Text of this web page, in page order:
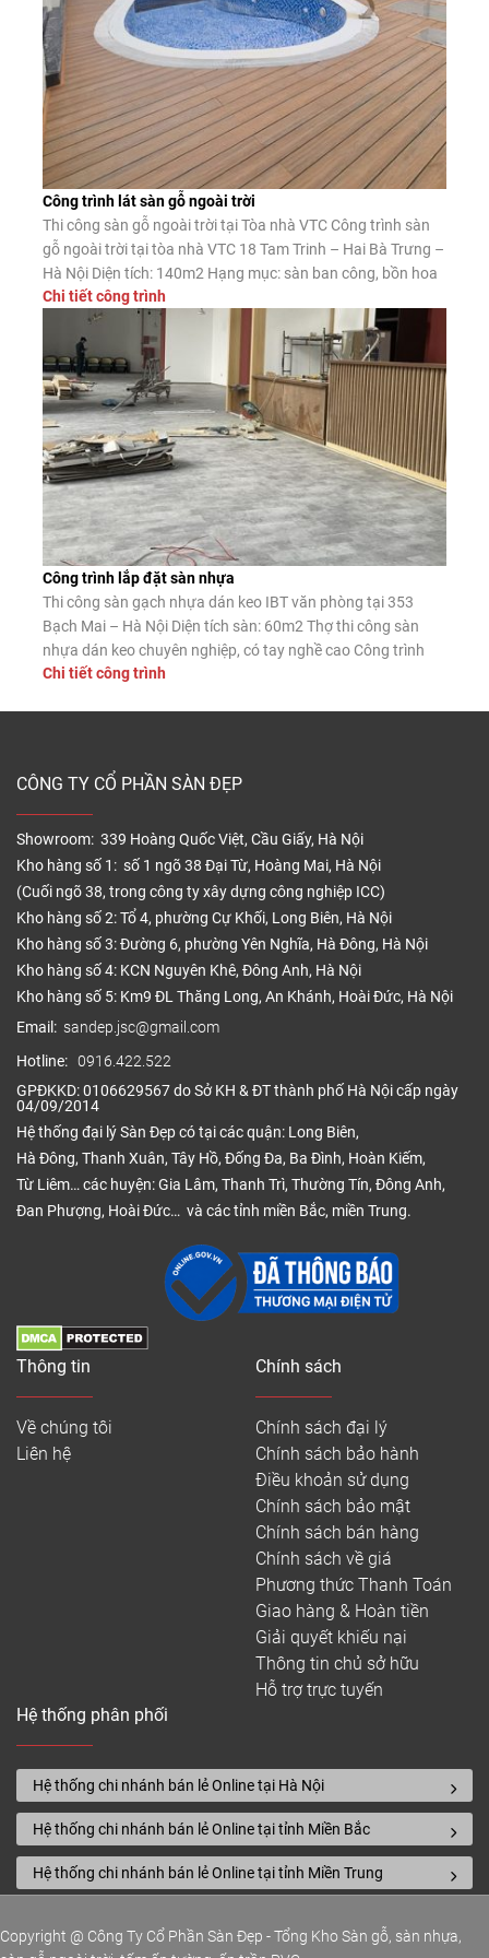
Công trình lát sàn gỗ ngoài trời
Thi công sàn gỗ ngoài trời tại Tòa nhà VTC Công trình sàn
gỗ ngoài trời tại tòa nhà VTC 18 Tam Trinh – Hai Bà Trưng –
Hà Nội Diện tích: 140m2 Hạng mục: sàn ban công, bồn hoa
gỗ ngoài trời Thi công sàn gỗ ngoài trời tại Lào Cai Công
trình trang […]
Chi tiết công trình
Công trình lắp đặt sàn nhựa
Thi công sàn gạch nhựa dán keo IBT văn phòng tại 353
Bạch Mai – Hà Nội Diện tích sàn: 60m2 Thợ thi công sàn
nhựa dán keo chuyên nghiệp, có tay nghề cao Công trình
sàn nhựa hèm khóa Ecoclick 904 giả bê tông dày 4mm tại
Chi tiết công trình
CÔNG TY CỔ PHẦN SÀN ĐẸP
Showroom: 339 Hoàng Quốc Việt, Cầu Giấy, Hà Nội
Kho hàng số 1: số 1 ngõ 38 Đại Từ, Hoàng Mai, Hà Nội
(Cuối ngõ 38, trong công ty xây dựng công nghiệp ICC)
Kho hàng số 2: Tổ 4, phường Cự Khối, Long Biên, Hà Nội
Kho hàng số 3: Đường 6, phường Yên Nghĩa, Hà Đông, Hà Nội
Kho hàng số 4: KCN Nguyên Khê, Đông Anh, Hà Nội
Kho hàng số 5: Km9 ĐL Thăng Long, An Khánh, Hoài Đức, Hà Nội
Email: sandep.jsc@gmail.com
Hotline: 0916.422.522
GPĐKKD: 0106629567 do Sở KH & ĐT thành phố Hà Nội cấp ngày
04/09/2014
Hệ thống đại lý Sàn Đẹp có tại các quận: Long Biên,
Hà Đông, Thanh Xuân, Tây Hồ, Đống Đa, Ba Đình, Hoàn Kiếm,
Từ Liêm… các huyện: Gia Lâm, Thanh Trì, Thường Tín, Đông Anh,
Đan Phượng, Hoài Đức… và các tỉnh miền Bắc, miền Trung.
Thông tin
Về chúng tôi
Liên hệ
Chính sách
Chính sách đại lý
Chính sách bảo hành
Điều khoản sử dụng
Chính sách bảo mật
Chính sách bán hàng
Chính sách về giá
Phương thức Thanh Toán
Giao hàng & Hoàn tiền
Giải quyết khiếu nại
Thông tin chủ sở hữu
Hỗ trợ trực tuyến
Hệ thống phân phối
Hệ thống chi nhánh bán lẻ Online tại Hà Nội
Hệ thống chi nhánh bán lẻ Online tại tỉnh Miền Bắc
Hệ thống chi nhánh bán lẻ Online tại tỉnh Miền Trung
Copyright @ Công Ty Cổ Phần Sàn Đẹp - Tổng Kho Sàn gỗ, sàn nhựa,